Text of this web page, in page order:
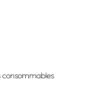
consommables